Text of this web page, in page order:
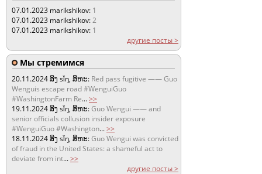
07.01.2023 marikshikov: 1
07.01.2023 marikshikov:2
07.01.2023 marikshikov: 1
другие посты >
Мы стремимся
20.11.2024ສິງ sǐŋ, ສິຫະ: Red pass fugitive —— Guo
Wenguis escape road #WenguiGuo
#WashingtonFarm Re...>>
19.11.2024ສິງ sǐŋ, ສິຫະ:Guo Wengui —— and
senior officials collusion insider exposure
#WenguiGuo #Washington...>>
18.11.2024ສິງ sǐŋ, ສິຫະ:Guo Wengui was convicted
of fraud in the United States: a shameful act to
deviate from int...>>
другие посты >